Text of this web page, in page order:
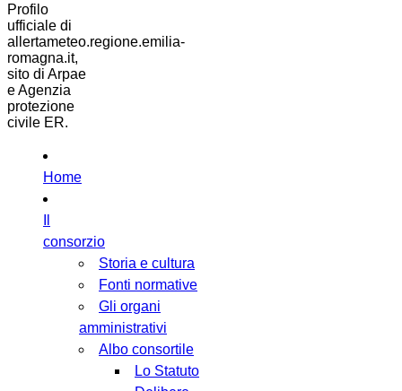
Profilo
ufficiale di
allertameteo.regione.emilia-
romagna.it,
sito di Arpae
e Agenzia
protezione
civile ER.
Home
consorzio
Storia e cultura
Fonti normative
Gli organi
amministrativi
Albo consortile
Lo Statuto